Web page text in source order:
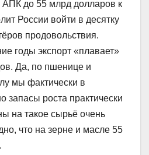
АПК до 55 млрд долларов к
России войти в десятку
продовольствия.
годы экспорт «плавает»
Да, по пшенице и
мы фактически в
запасы роста практически
на такое сырьё очень
что на зерне и масле 55